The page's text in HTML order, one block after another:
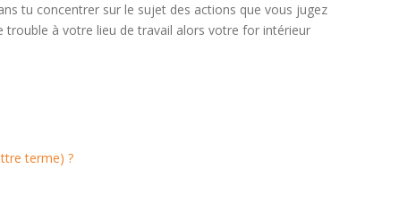
tu concentrer sur le sujet des actions que vous jugez
à votre lieu de travail alors votre for intérieur
terme) ?